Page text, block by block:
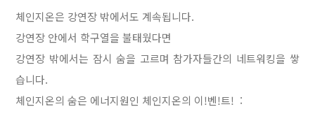
체인지온은 강연장 밖에서도 계속됩니다.
강연장 안에서 학구열을 불태웠다면
강연장 밖에서는 잠시 숨을 고르며 참가자들간의 네트워킹을 쌓
습니다.
체인지온의 숨은 에너지원인 체인지온의 이!벤!트! :